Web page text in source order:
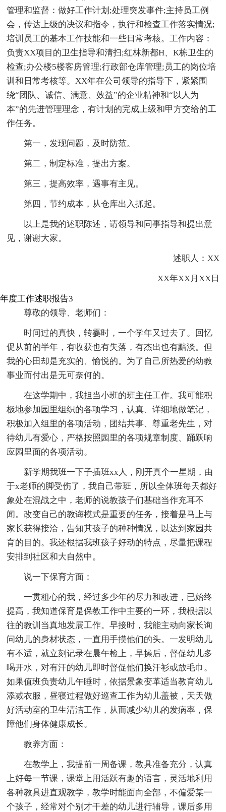
管理和监督：做好工作计划;处理突发事件;主持员工例
会，传达上级的决议和指令，执行和检查工作落实情况;
培训员工的基本工作技能和一些日常考核。工作内容：
负责XX项目的卫生指导和清扫;红林新都H、K栋卫生的
检查;办公楼5楼客房管理;行政部仓库管理;员工的岗位培
训和日常考核等。XX年在公司领导的指导下，紧紧围
绕“团队、诚信、满意、效益”的企业精神和“以人为
本”的先进管理理念，有计划的完成上级和甲方交给的工
作任务。
第一，发现问题，及时防范。
第二，制定标准，提出方案。
第三，提高效率，遇事有主见。
第四，节约成本，从仓库出入抓起。
以上是我的述职陈述，请领导和同事指导和提出意
见，谢谢大家。
述职人：XX
XX年XX月XX日
年度工作述职报告3
尊敬的领导、老师们：
时间过的真快，转霎时，一个学年又过去了。回忆
促从前的半年，有收获也有失落，有杰出也有黯淡。但
我的心田却是充实的、愉悦的。为了自己所热爱的幼教
事业而付出是无可奈何的。
在这学期中，我担当小班的班主任工作。我可能积
极地参加园里组织的各项学习，认真、详细地做笔记，
积极加入组里的各项活动，团结共事、尊重老先生，对
待幼儿有爱心，严格按照园里的各项规章制度、踊跃响
应园里面的各项活动。
新学期我班一下子插班xx人，刚开真个一星期，由
于x老师的脚受伤了，我自己带班，所以全体班每天都好
象处在混战之中，老师的说教孩子们基础当作充耳不
闻。改变自己的教诲模式是重要的任务，接着是马上与
家长获得接洽，告知其孩子的种种情况，以达到家园共
育的目的。我还根据我班孩子好动的特点，尽量把课程
安排到社区和大自然中。
说一下保育方面：
一贯粗心的我，经过多少年的尽力和改进，已始终
提高，我知道保育是保教工作中主要的一环，我根据以
往的教训当真地发展工作。早接时，我能主动向家长询
问幼儿的身材状态，一直用手摸他们的头。一发明幼儿
有不适，就立刻记录在晨午检上，早操后，督促幼儿多
喝开水，对有汗的幼儿即时督促他们换汗衫或放毛巾。
如果值班负责幼儿午睡时，依据景象变革适当教育幼儿
添减衣服，昼寝过程做好巡查工作为幼儿盖被，天天做
好活动室的卫生清洁工作，从而减少幼儿的发病率，保
障他们身体健康成长。
教养方面：
在教学上，我提前一周备课，教具准备充分，认真
上好每一节课，课堂上用活跃有趣的语言，灵活地利用
各种教具进直观教学，教学时能面向全部，不偏爱某一
个孩子，经常对个别才干差的幼儿进行辅导，课后多用